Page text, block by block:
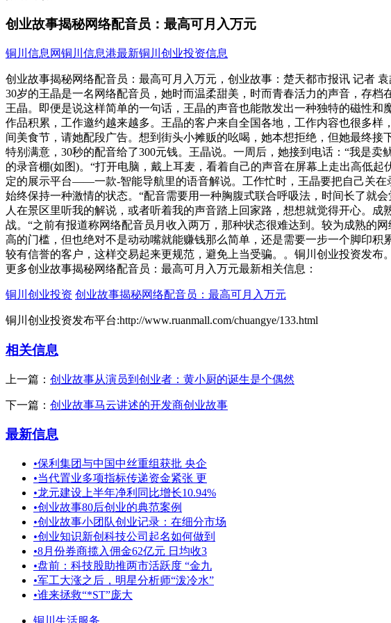
创业故事揭秘网络配音员：最高可月入万元
铜川信息网铜川信息港最新铜川创业投资信息
创业故事揭秘网络配音员：最高可月入万元，创业故事：楚天都市报讯 记者
30岁的王晶是一名网络配音员，她时而温柔甜美，时而青春活力的声音，存
王晶。即便是说这样简单的一句话，王晶的声音也能散发出一种独特的磁性
作品积累，工作邀约越来越多。王晶的客户来自全国各地，工作内容也很多
间美食节，请她配段广告。想到街头小摊贩的吆喝，她本想拒绝，但她最终
特别满意，30秒的配音给了300元钱。王晶说。一周后，她接到电话：“我是
的录音棚(如图)。“打开电脑，戴上耳麦，看着自己的声音在屏幕上走出高低
定的展示平台——一款-智能导航里的语音解说。工作忙时，王晶要把自己关
始终保持一种激情的状态。“配音需要用一种胸腹式联合呼吸法，时间长了就
人在景区里听我的解说，或者听着我的声音踏上回家路，想想就觉得开心。
战。“之前有报道称网络配音员月收入两万，那种状态很难达到。较为成熟的
高的门槛，但也绝对不是动动嘴就能赚钱那么简单，还是需要一步一个脚印
较有信誉的客户，这样交易起来更规范，避免上当受骗。。铜川创业投资发布。
更多创业故事揭秘网络配音员：最高可月入万元最新相关信息：
铜川创业投资 创业故事揭秘网络配音员：最高可月入万元
铜川创业投资发布平台:http://www.ruanmall.com/chuangye/133.html
相关信息
上一篇： 创业故事从演员到创业者：黄小厨的诞生是个偶然
下一篇： 创业故事马云讲述的开发商创业故事
最新信息
•保利集团与中国中丝重组获批 央企
•当代置业多项指标传递资金紧张 更
•龙元建设上半年净利同比增长10.94%
•创业故事80后创业的典范案例
•创业故事小团队创业记录：在细分市场
•创业知识新创科技公司起名如何做到
•8月份券商揽入佣金62亿元 日均收3
•盘前：科技股助推两市活跃度 “金九
•军工大涨之后，明星分析师“泼冷水”
•谁来拯救“*ST”庞大
铜川生活服务